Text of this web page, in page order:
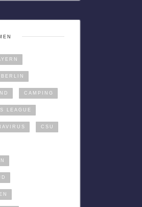
BERLIN
CAMPING
LEAGUE
CSU